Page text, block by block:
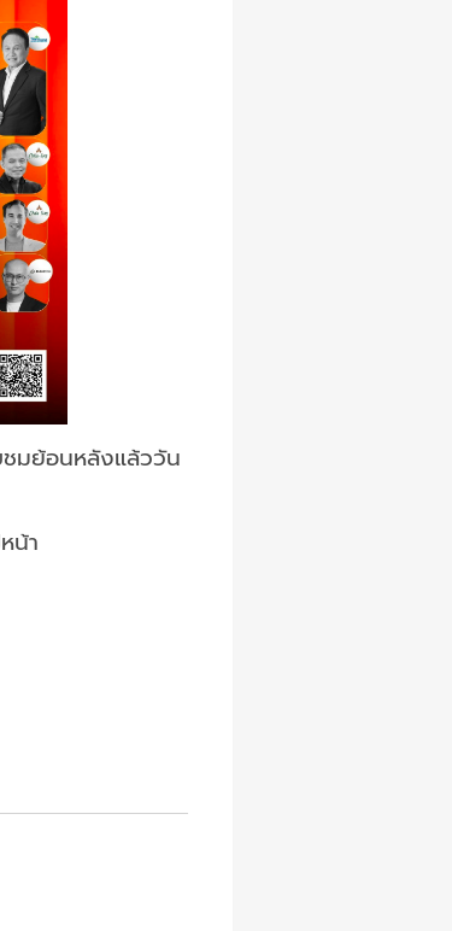
ชมย้อนหลังแล้ววัน
น้า